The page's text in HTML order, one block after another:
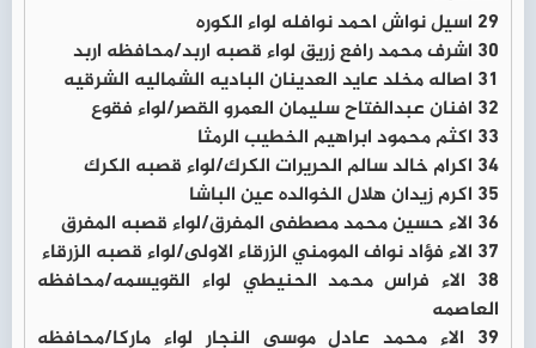
29 اسيل نواش احمد نوافله لواء الكوره
30 اشرف محمد رافع زريق لواء قصبه اربد/محافظه اربد
31 اصاله مخلد عايد العدينان الباديه الشماليه الشرقيه
32 افنان عبدالفتاح سليمان العمرو القصر/لواء فقوع
33 اكثم محمود ابراهيم الخطيب الرمثا
34 اكرام خالد سالم الحريرات الكرك/لواء قصبه الكرك
35 اكرم زيدان هلال الخوالده عين الباشا
36 الاء حسين محمد مصطفى المفرق/لواء قصبه المفرق
37 الاء فؤاد نواف المومني الزرقاء الاولى/لواء قصبه الزرقاء
38 الاء فراس محمد الحنيطي لواء القويسمه/محافظه
العاصمه
39 الاء محمد عادل موسى النجار لواء ماركا/محافظه